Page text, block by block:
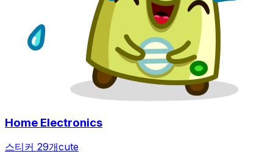
Home Electronics
스티커 29개cute